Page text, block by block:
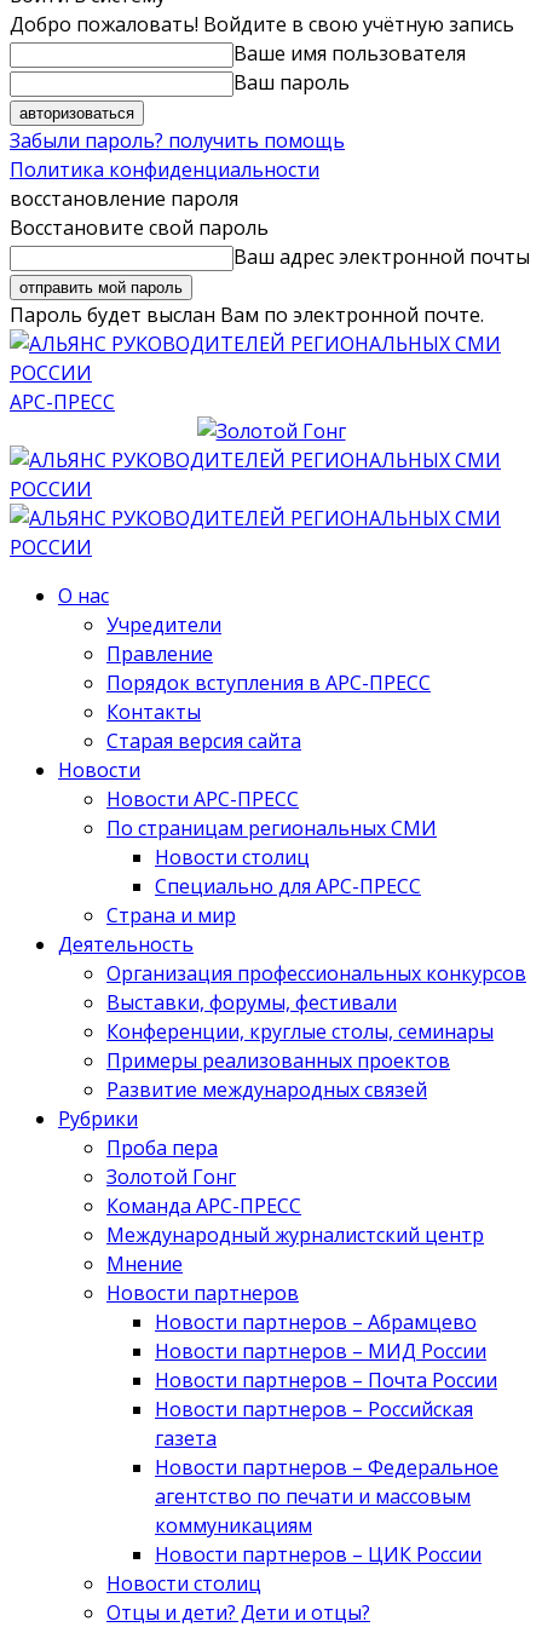
Добро пожаловать! Войдите в свою учётную запись
Ваше имя пользователя
Ваш пароль
Забыли пароль? получить помощь
Политика конфиденциальности
восстановление пароля
Восстановите свой пароль
Ваш адрес электронной почты
Пароль будет выслан Вам по электронной почте.
АРС-ПРЕСС
О нас
Учредители
Правление
Порядок вступления в АРС-ПРЕСС
Контакты
Старая версия сайта
Новости
Новости АРС-ПРЕСС
По страницам региональных СМИ
Новости столиц
Специально для АРС-ПРЕСС
Страна и мир
Деятельность
Организация профессиональных конкурсов
Выставки, форумы, фестивали
Конференции, круглые столы, семинары
Примеры реализованных проектов
Развитие международных связей
Рубрики
Проба пера
Золотой Гонг
Команда АРС-ПРЕСС
Международный журналистский центр
Мнение
Новости партнеров
Новости партнеров – Абрамцево
Новости партнеров – МИД России
Новости партнеров – Почта России
Новости партнеров – Российская
газета
Новости партнеров – Федеральное
агентство по печати и массовым
коммуникациям
Новости партнеров – ЦИК России
Новости столиц
Отцы и дети? Дети и отцы?